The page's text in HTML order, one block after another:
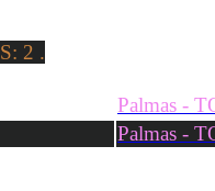
: 2 .
Palmas -
Palmas -